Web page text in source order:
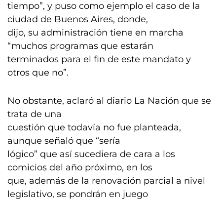
tiempo”, y puso como ejemplo el caso de la
ciudad de Buenos Aires, donde,
dijo, su administración tiene en marcha
“muchos programas que estarán
terminados para el fin de este mandato y
otros que no”.
No obstante, aclaró al diario La Nación que se
trata de una
cuestión que todavía no fue planteada,
aunque señaló que “sería
lógico” que así sucediera de cara a los
comicios del año próximo, en los
que, además de la renovación parcial a nivel
legislativo, se pondrán en juego